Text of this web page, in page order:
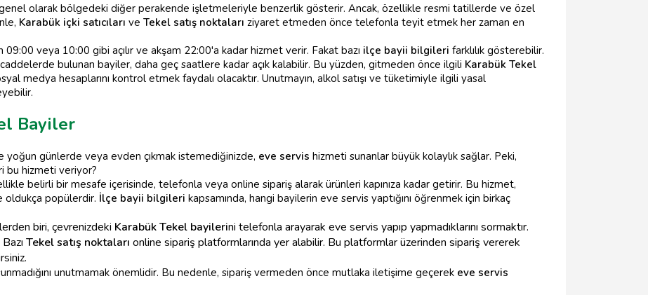
genel olarak bölgedeki diğer perakende işletmeleriyle benzerlik gösterir. Ancak, özellikle resmi tatillerde ve özel
Karabük içki satıcıları ve Tekel satış noktaları ziyaret etmeden önce telefonla teyit etmek her zaman en
09:00 veya 10:00 gibi açılır ve akşam 22:00'a kadar hizmet verir. Fakat bazı ilçe bayii bilgileri farklılık gösterebilir.
bulunan bayiler, daha geç saatlere kadar açık kalabilir. Bu yüzden, gitmeden önce ilgili Karabük Tekel
medya hesaplarını kontrol etmek faydalı olacaktır. Unutmayın, alkol satışı ve tüketimiyle ilgili yasal
Bayiler
yoğun günlerde veya evden çıkmak istemediğinizde, eve servis hizmeti sunanlar büyük kolaylık sağlar. Peki,
bu hizmeti veriyor?
belirli bir mesafe içerisinde, telefonla veya online sipariş alarak ürünleri kapınıza kadar getirir. Bu hizmet,
oldukça popülerdir. İlçe bayii bilgileri kapsamında, hangi bayilerin eve servis yaptığını öğrenmek için birkaç
biri, çevrenizdeki Karabük Tekel bayilerini telefonla arayarak eve servis yapıp yapmadıklarını sormaktır.
Bazı Tekel satış noktaları online sipariş platformlarında yer alabilir. Bu platformlar üzerinden sipariş vererek
unutmamak önemlidir. Bu nedenle, sipariş vermeden önce mutlaka iletişime geçerek eve servis